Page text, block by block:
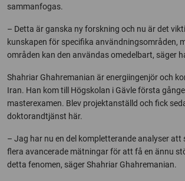
sammanfogas.
– Detta är ganska ny forskning och nu är det
kunskapen för specifika användningsområden,
områden kan den användas omedelbart, säger
Shahriar Ghahremanian är energiingenjör och
Iran. Han kom till Högskolan i Gävle första
masterexamen. Blev projektanställd och fick
doktorandtjänst här.
– Jag har nu en del kompletterande analyser att
flera avancerade mätningar för att få en ännu
detta fenomen, säger Shahriar Ghahremanian.